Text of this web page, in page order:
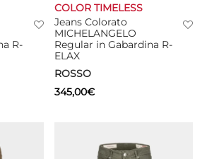
R-
Jeans Colorato
MICHELANGELO
Regular in Gabardina R-
ELAX
ROSSO
COLOR TIMELESS
345,00€